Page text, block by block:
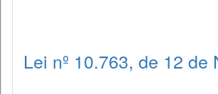
Lei nº 10.763, de 12